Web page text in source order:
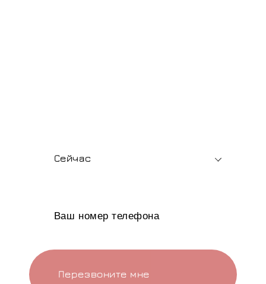
Сейчас
Перезвоните мне